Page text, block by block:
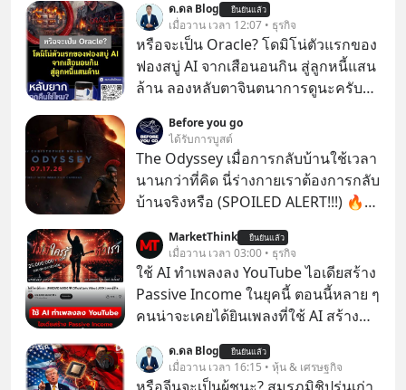
ด.ดล Blog ยืนยันแล้ว
เมื่อวาน เวลา 12:07 • ธุรกิจ
หรือจะเป็น Oracle? โดมิโน่ตัวแรกของ
ฟองสบู่ AI จากเสือนอนกิน สู่ลูกหนี้แสน
ล้าน ลองหลับตาจินตนาการดูนะครับว่า
ว่าเขี้ยวลากดินสุดๆ มันจะน่าปวดหัว
ขนาดไหน…
Before you go
ได้รับการบูสต์
The Odyssey เมื่อการกลับบ้านใช้เวลา
นานกว่าที่คิด นี่ร่างกายเราต้องการกลับ
บ้านจริงหรือ (SPOILED ALERT!!!) 🔥
MarketThink ยืนยันแล้ว
เมื่อวาน เวลา 03:00 • ธุรกิจ
ใช้ AI ทำเพลงลง YouTube ไอเดียสร้าง
Passive Income ในยุคนี้ ตอนนี้หลาย ๆ
คนน่าจะเคยได้ยินเพลงที่ใช้ AI สร้าง
รู้ตัวเรา” จากช่องชื่อว่า UNHEARD
MUSIC ที่ตอนนี้มียอดรับชมกว่า 26
ด.ดล Blog ยืนยันแล้ว
เมื่อวาน เวลา 16:15 • หุ้น & เศรษฐกิจ